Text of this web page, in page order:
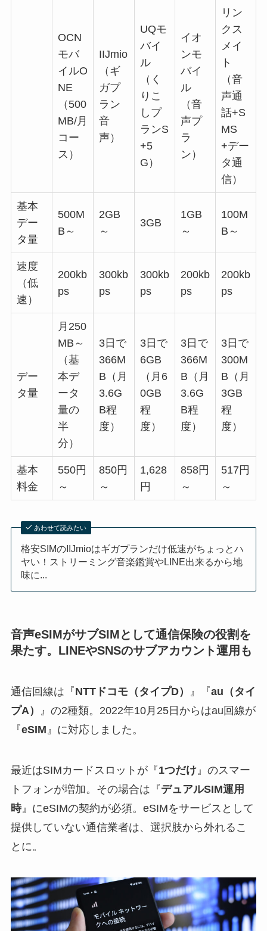
OCN
モバ
イルO
NE
（500
MB/月
コー
ス）
IIJmio
（ギ
ガプ
ラン
音
声）
UQモ
バイ
ル
（く
りこ
しプ
ランS
+5
G）
イオ
ンモ
バイ
ル
（音
声プ
ラ
ン）
リン
クス
メイ
ト
（音
声通
話+S
MS
+デー
タ通
信）
基本
デー
タ量
500M
B～
2GB
～
3GB
1GB
～
100M
B～
速度
（低
速）
200kb
ps
300kb
ps
300kb
ps
200kb
ps
200kb
ps
デー
タ量
月250
MB～
（基
本デ
ータ
量の
半
分）
3日で
366M
B（月
3.6G
B程
度）
3日で
6GB
（月6
0GB
程
度）
3日で
366M
B（月
3.6G
B程
度）
3日で
300M
B（月
3GB
程
度）
基本
料金
550円
～
850円
～
1,628
円
858円
～
517円
～
あわせて読みたい
格安SIMのIIJmioはギガプランだけ低速がちょっとハ
ヤい！ストリーミング音楽鑑賞やLINE出来るから地
味に...
音声eSIMがサブSIMとして通信保険の役割を
果たす。LINEやSNSのサブアカウント運用も
通信回線は『NTTドコモ（タイプD） 』『au（タイ
プA）
』の2種類。2022年10月25日からはau回線が
『eSIM』に対応しました。
最近はSIMカードスロットが『1つだけ』のスマー
トフォンが増加。その場合は『デュアルSIM運用
時』にeSIMの契約が必須。eSIMをサービスとして
提供していない通信業者は、選択肢から外れるこ
とに。